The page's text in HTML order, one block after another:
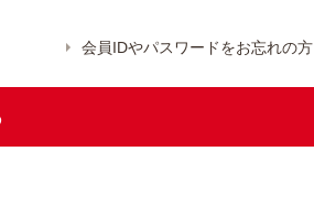
会員IDやパスワードをお忘れの方